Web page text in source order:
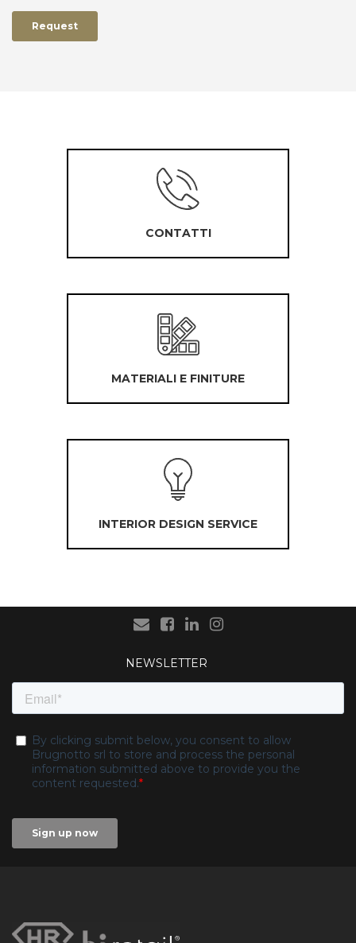
CONTATTI
MATERIALI E FINITURE
INTERIOR DESIGN SERVICE
NEWSLETTER